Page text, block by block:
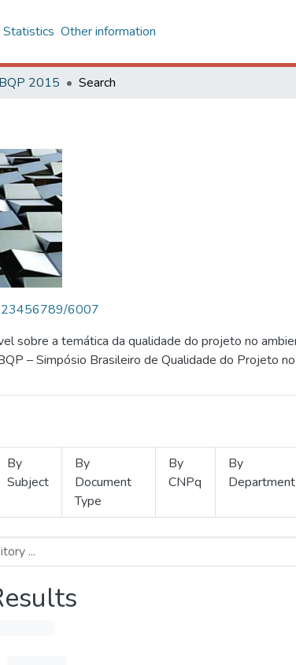
Statistics Other information
2015 Search
6007
sobre a temática da qualidade do projeto no
– Simpósio Brasileiro de Qualidade do Projeto
By
Subject
By
Document
Type
By
CNPq
By
Department